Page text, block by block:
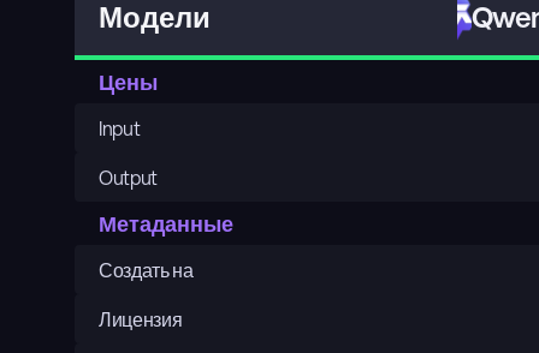
Модели
Цены
Input
Output
Метаданные
Создать на
Лицензия